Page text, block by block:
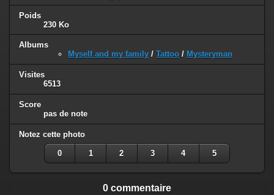
Poids
230 Ko
Albums
Myself and my family / Tattoo / Mysteryman
Visites
6513
Score
pas de note
Notez cette photo
0 1 2 3 4 5
0 commentaire